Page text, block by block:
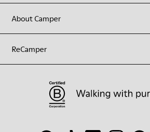
About Camper
ReCamper